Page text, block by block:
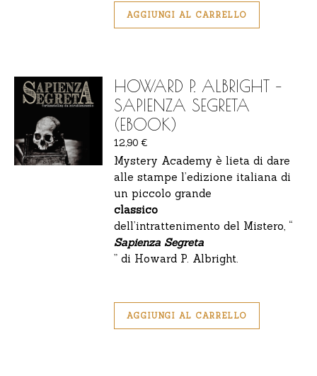
AGGIUNGI AL CARRELLO
HOWARD P. ALBRIGHT –
SAPIENZA SEGRETA
(EBOOK)
12,90€
Mystery Academy è lieta di dare
alle stampe l’edizione italiana di
un piccolo grande
classico
dell’intrattenimento del Mistero, “
Sapienza Segreta
” di Howard P. Albright.
AGGIUNGI AL CARRELLO